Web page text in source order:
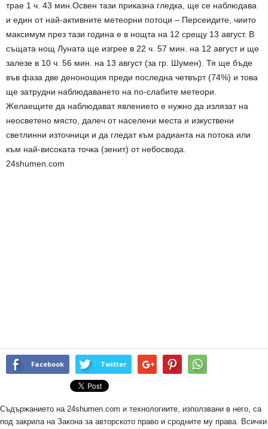
трае 1 ч. 43 мин.Освен тази приказна гледка, ще се наблюдава
и един от най-активните метеорни потоци – Персеидите, чиито
максимум през тази година е в нощта на 12 срещу 13 август. В
същата нощ Луната ще изгрее в 22 ч. 57 мин. на 12 август и ще
залезе в 10 ч. 56 мин. на 13 август (за гр. Шумен). Тя ще бъде
във фаза две денонощия преди последна четвърт (74%) и това
ще затрудни наблюдаването на по-слабите метеори.
Желаещите да наблюдават явлението е нужно да излязат на
неосветено място, далеч от населени места и изкуствени
светлинни източници и да гледат към радианта на потока или
към най-високата точка (зенит) от небосвода.
24shumen.com
Facebook Twitter
Съдържанието на 24shumen.com и технологиите, използвани в него, са
под закрила на Закона за авторското право и сродните му права. Всички